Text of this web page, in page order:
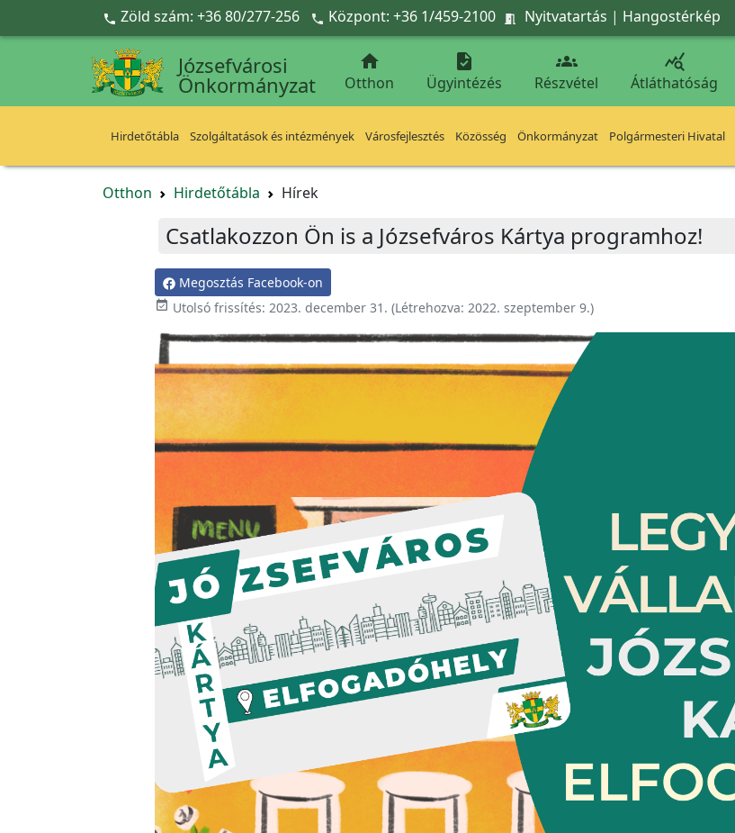
Ugrás a fő tartalomra
 Zöld szám: +36 80/277-256  Központ: +36 1/459-2100  Nyitvatartás | Hangostérkép
Józsefvárosi
Önkormányzat

Otthon

Ügyintézés

Részvétel

Átláthatóság
Hirdetőtábla Szolgáltatások és intézmények Városfejlesztés Közösség Önkormányzat Polgármesteri Hivatal
Otthon Hirdetőtábla Hírek
Csatlakozzon Ön is a Józsefváros Kártya programhoz!
Megosztás Facebook-on
 Utolsó frissítés: 2023. december 31. (Létrehozva: 2022. szeptember 9.)